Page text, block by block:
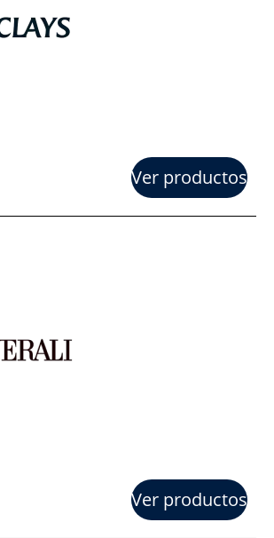
Ver productos
Ver productos